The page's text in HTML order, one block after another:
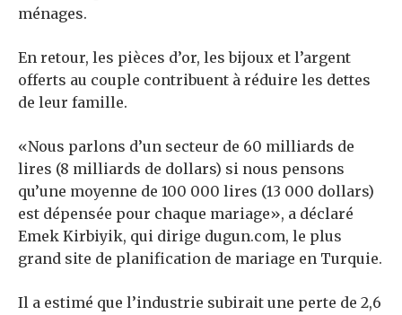
ménages.
En retour, les pièces d’or, les bijoux et l’argent
offerts au couple contribuent à réduire les dettes
de leur famille.
«Nous parlons d’un secteur de 60 milliards de
lires (8 milliards de dollars) si nous pensons
qu’une moyenne de 100 000 lires (13 000 dollars)
est dépensée pour chaque mariage», a déclaré
Emek Kirbiyik, qui dirige dugun.com, le plus
grand site de planification de mariage en Turquie.
Il a estimé que l’industrie subirait une perte de 2,6